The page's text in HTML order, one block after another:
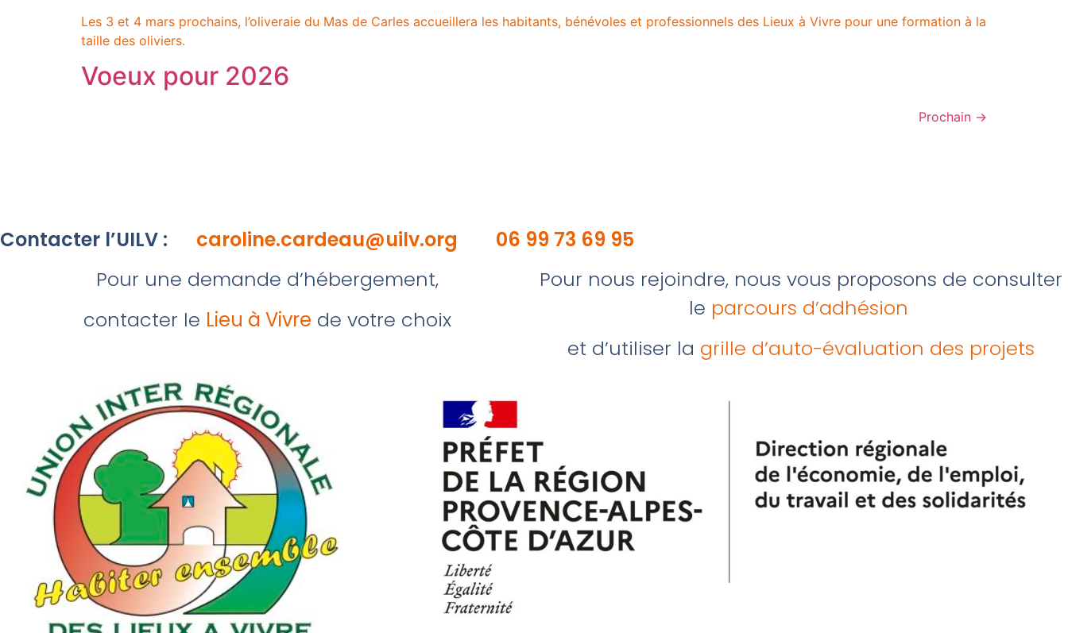
Les 3 et 4 mars prochains, l’oliveraie du Mas de Carles accueillera les habitants, bénévoles et professionnels des Lieux à Vivre pour une formation à la
taille des oliviers.
Voeux pour 2026
Prochain →
Contacter l’UILV : caroline.cardeau@uilv.org
06 99 73 69 95
Pour une demande d’hébergement,
contacter le Lieu à Vivre de votre choix
Pour nous rejoindre, nous vous proposons de consulter
le parcours d’adhésion
et d’utiliser la grille d’auto-évaluation des projets